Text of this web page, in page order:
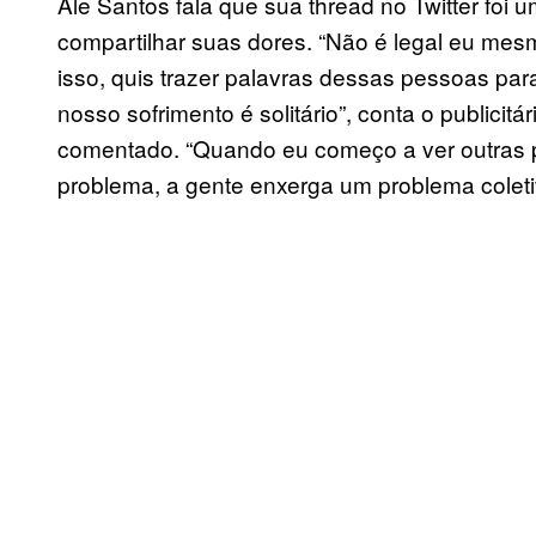
compartilhar suas dores. “Não é legal eu
isso, quis trazer palavras dessas pessoas
nosso sofrimento é solitário”, conta o
comentado. “Quando eu começo a ver
problema, a gente enxerga um problema